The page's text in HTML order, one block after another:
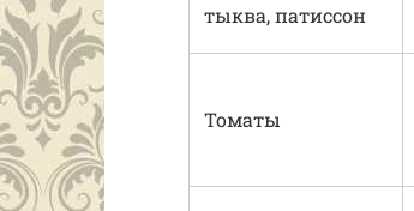
тыква, патиссон
Томаты